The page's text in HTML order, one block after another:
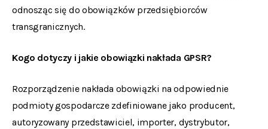
odnosząc się do obowiązków przedsiębiorców
transgranicznych.
Kogo dotyczy i jakie obowiązki nakłada GPSR?
Rozporządzenie nakłada obowiązki na odpowiednie
podmioty gospodarcze zdefiniowane jako producent,
autoryzowany przedstawiciel, importer, dystrybutor,